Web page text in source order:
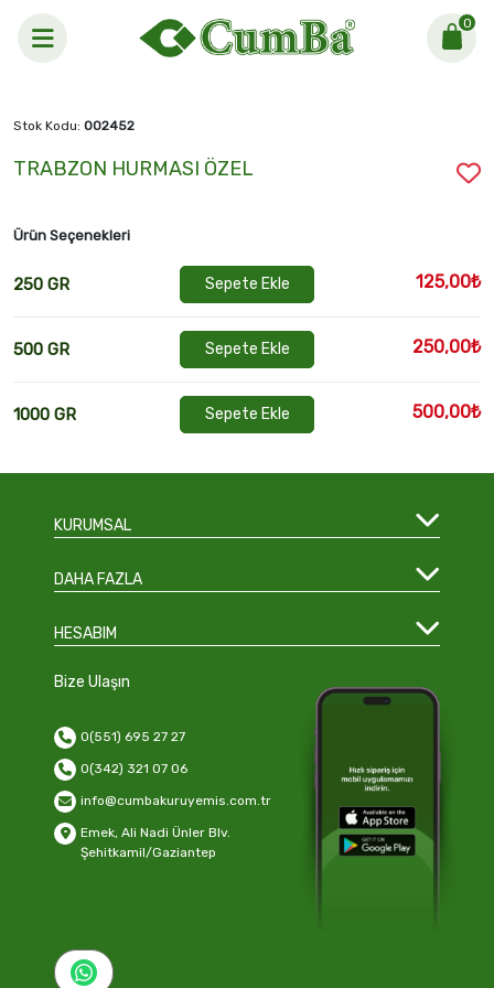
0
TRABZON HURMASI ÖZEL
Stok Kodu: 002452
TRABZON HURMASI ÖZEL
Ürün Seçenekleri
250 GR Sepete Ekle 125,00₺
500 GR Sepete Ekle 250,00₺
1000 GR Sepete Ekle 500,00₺
KURUMSAL
DAHA FAZLA
HESABIM
Bize Ulaşın
0(551) 695 27 27
0(342) 321 07 06
info@cumbakuruyemis.com.tr
Emek, Ali Nadi Ünler Blv.
Şehitkamil/Gaziantep